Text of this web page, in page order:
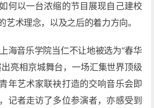
何以一台浓缩的节目展现自己建校
艺术理念，以及之后的着力方向。
海音乐学院当仁不让地被选为“春华
亮相京城舞台，一场汇集世界顶级
年艺术家联袂打造的交响音乐会即
记者走访了多位参演者，亦感受到